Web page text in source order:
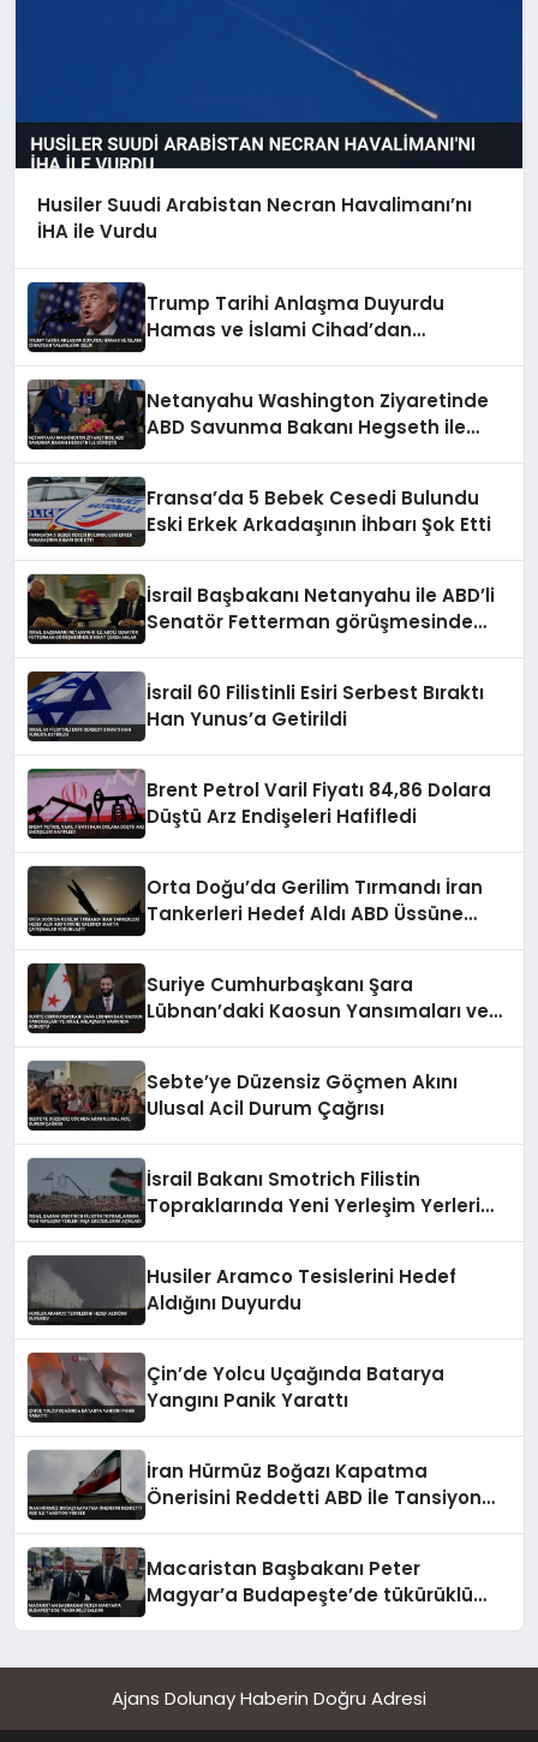
Husiler Suudi Arabistan Necran Havalimanı’nı
İHA ile Vurdu
Trump Tarihi Anlaşma Duyurdu
Hamas ve İslami Cihad’dan
Netanyahu Washington Ziyaretinde
ABD Savunma Bakanı Hegseth ile
Fransa’da 5 Bebek Cesedi Bulundu
Eski Erkek Arkadaşının İhbarı Şok Etti
İsrail Başbakanı Netanyahu ile ABD’li
Senatör Fetterman görüşmesinde
İsrail 60 Filistinli Esiri Serbest Bıraktı
Han Yunus’a Getirildi
Brent Petrol Varil Fiyatı 84,86 Dolara
Düştü Arz Endişeleri Hafifledi
Orta Doğu’da Gerilim Tırmandı İran
Tankerleri Hedef Aldı ABD Üssüne
Suriye Cumhurbaşkanı Şara
Lübnan’daki Kaosun Yansımaları ve
Sebte’ye Düzensiz Göçmen Akını
Ulusal Acil Durum Çağrısı
İsrail Bakanı Smotrich Filistin
Topraklarında Yeni Yerleşim Yerleri
Husiler Aramco Tesislerini Hedef
Aldığını Duyurdu
Çin’de Yolcu Uçağında Batarya
Yangını Panik Yarattı
İran Hürmüz Boğazı Kapatma
Önerisini Reddetti ABD İle Tansiyon
Macaristan Başbakanı Peter
Magyar’a Budapeşte’de tükürüklü
Ajans Dolunay Haberin Doğru Adresi